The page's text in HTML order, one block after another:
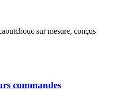
sur mesure, conçus
commandes